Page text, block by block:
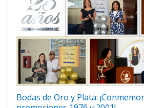
Bodas de Oro y Plata: